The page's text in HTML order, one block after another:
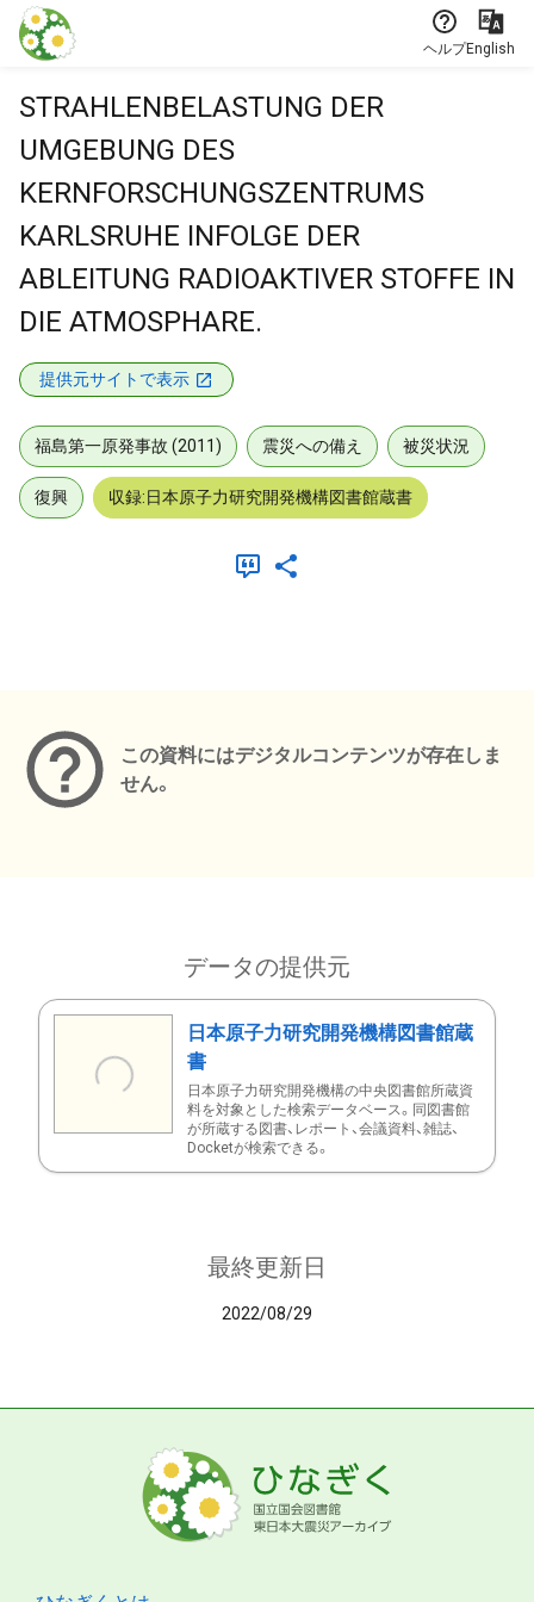
本文に飛ぶ
ヘルプEnglish
STRAHLENBELASTUNG DER
UMGEBUNG DES
KERNFORSCHUNGSZENTRUMS
KARLSRUHE INFOLGE DER
ABLEITUNG RADIOAKTIVER STOFFE IN
DIE ATMOSPHARE.
提供元サイトで表示
福島第一原発事故 (2011) 震災への備え 被災状況
復興 収録:日本原子力研究開発機構図書館蔵書
この資料にはデジタルコンテンツが存在しま
せん。
データの提供元
日本原子力研究開発機構図書館蔵
書
日本原子力研究開発機構の中央図書館所蔵資
料を対象とした検索データベース。同図書館
が所蔵する図書、レポート、会議資料、雑誌、
Docketが検索できる。
最終更新日
2022/08/29